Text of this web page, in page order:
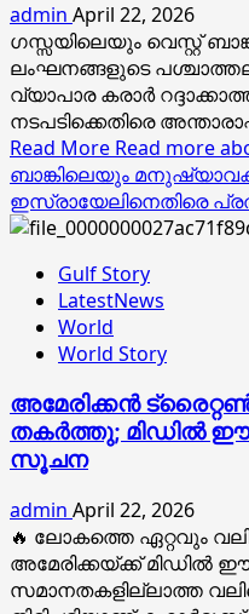
admin April 22, 2026
ഗസ്സയിലെയും വെസ്റ്റ്
ലംഘനങ്ങളുടെ
വ്യാപാര കരാര്‍
നടപടിക്കെതിരെ
Read More Read more
ബാങ്കിലെയും
ഇസ്രായേലിനെതിരെ
Gulf Story
LatestNews
World
World Story
അമേരിക്കൻ
തകർത്തു; മിഡിൽ
സൂചന
admin April 22, 2026
🔥 ലോകത്തെ ഏറ്റവും
അമേരിക്കയ്ക്ക് മിഡിൽ
സമാനതകളില്ലാത്ത